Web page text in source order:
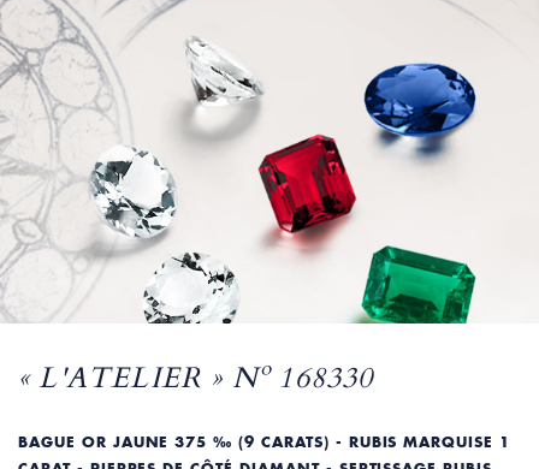
« L'ATELIER » Nº 168330
BAGUE OR JAUNE 375 ‰ (9 CARATS) - RUBIS MARQUISE 1